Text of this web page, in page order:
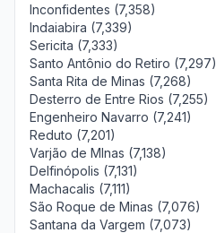
Inconfidentes (7,358)
Indaiabira (7,339)
Sericita (7,333)
Santo Antônio do Retiro (7,297)
Santa Rita de Minas (7,268)
Desterro de Entre Rios (7,255)
Engenheiro Navarro (7,241)
Reduto (7,201)
Varjão de MInas (7,138)
Delfinópolis (7,131)
Machacalis (7,111)
São Roque de Minas (7,076)
Santana da Vargem (7,073)